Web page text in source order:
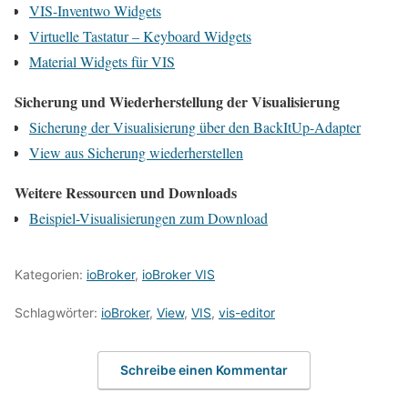
VIS-Inventwo Widgets
Virtuelle Tastatur – Keyboard Widgets
Material Widgets für VIS
Sicherung und Wiederherstellung der Visualisierung
Sicherung der Visualisierung über den BackItUp-Adapter
View aus Sicherung wiederherstellen
Weitere Ressourcen und Downloads
Beispiel-Visualisierungen zum Download
Kategorien: ioBroker, ioBroker VIS
Schlagwörter: ioBroker, View, VIS, vis-editor
Schreibe einen Kommentar